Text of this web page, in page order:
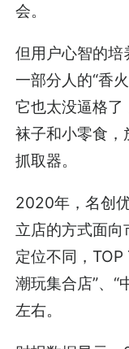
会。
但用户心智的培
一部分人的“香
它也太没逼格了
袜子和小零食
抓取器。
2020年，名创
立店的方式面向
定位不同， TOP
潮玩集合店”、“
左右。